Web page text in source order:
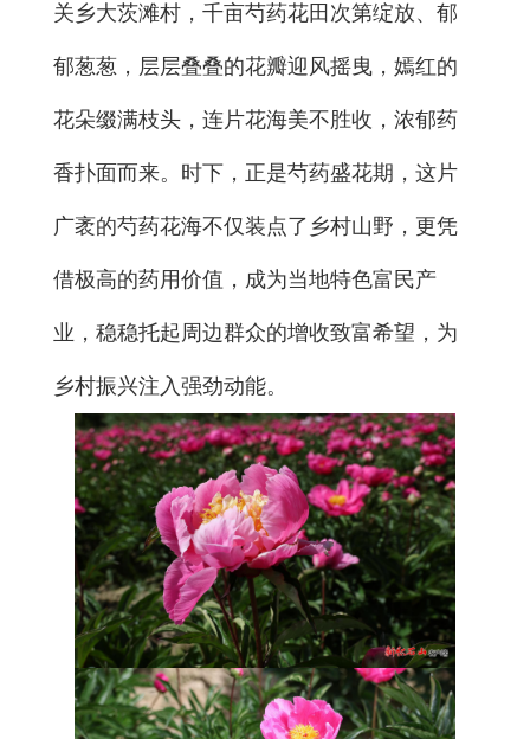
关乡大茨滩村，千亩芍药花田次第绽放、郁
郁葱葱，层层叠叠的花瓣迎风摇曳，嫣红的
花朵缀满枝头，连片花海美不胜收，浓郁药
香扑面而来。时下，正是芍药盛花期，这片
广袤的芍药花海不仅装点了乡村山野，更凭
借极高的药用价值，成为当地特色富民产
业，稳稳托起周边群众的增收致富希望，为
乡村振兴注入强劲动能。